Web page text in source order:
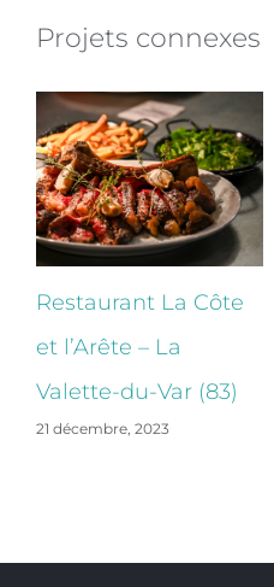
Projets connexes
Restaurant La Côte
et l’Arête – La
Valette-du-Var (83)
21 décembre, 2023